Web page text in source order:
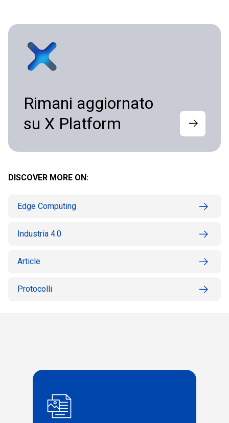
Rimani aggiornato
su X Platform
DISCOVER MORE ON:
Edge Computing
Industria 4.0
Article
Protocolli